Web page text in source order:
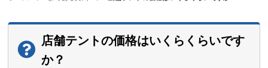
店舗テントの価格はいくらくらいです
か？